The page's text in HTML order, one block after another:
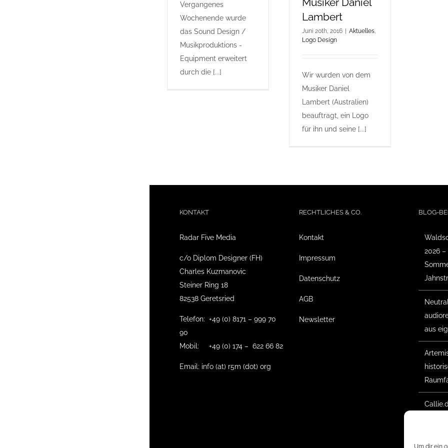
Um dir ein
Vergangenes
Wochenende wurde
das Sound Design /
Musikproduktions -
Equipment erweitert
durch die [...]
Lambert
Juni 20th, 2016 | Aktuelles
Logo Design
Wir wurden von dem
Musiker Daniel
Lambert (Australien)
beauftragt, ein Logo
für ihn und seine [...]
KONTAKT
Radar Five Media
c/o Diplom Designer (FH)
Charles Kuzmanovic
Steiner Ring 18
82538 Geretsried
Telefon: +49 (0) 8171 – 999 70
90
Mobil: +49 (0) 174 – 622 66 82
Email: info (at) r5m (dot) org
RECHTLICHES & CO.
Kontakt
Impressum
Datenschutz
AGB
Newsletter
BLOG-
2026 –
aus